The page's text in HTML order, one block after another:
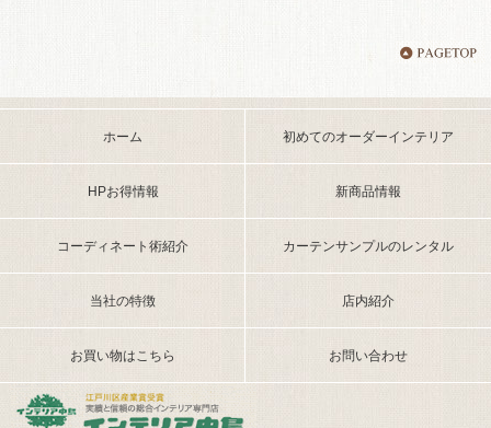
ホーム 初めてのオーダーインテリア
HPお得情報 新商品情報
コーディネート術紹介 カーテンサンプルのレンタル
当社の特徴 店内紹介
お買い物はこちら お問い合わせ